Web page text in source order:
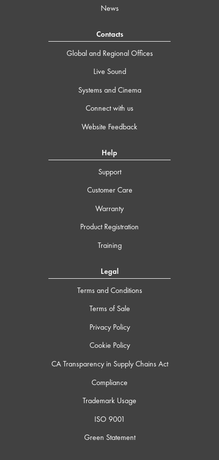
News
Contacts
Global and Regional Offices
Live Sound
Systems and Cinema
Connect with us
Website Feedback
Help
Support
Customer Care
Warranty
Product Registration
Training
Legal
Terms and Conditions
Terms of Sale
Privacy Policy
Cookie Policy
CA Transparency in Supply Chains Act
Compliance
Trademark Usage
ISO 9001
Green Statement